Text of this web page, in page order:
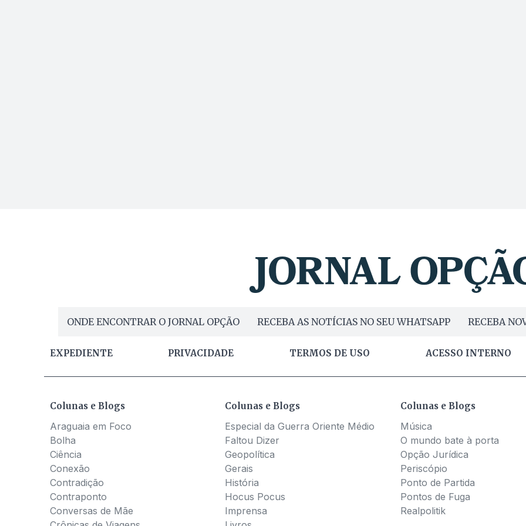
ONDE ENCONTRAR O JORNAL OPÇÃO RECEBA AS NOTÍCIAS NO SEU WHATSAPP RECEBA
EXPEDIENTE PRIVACIDADE TERMOS DE USO ACESSO INTERNO
Colunas e Blogs
Araguaia em Foco
Bolha
Ciência
Conexão
Contradição
Contraponto
Conversas de Mãe
Colunas e Blogs
Especial da Guerra Oriente Médio
Faltou Dizer
Geopolítica
Gerais
História
Hocus Pocus
Imprensa
Colunas e Blogs
Música
O mundo bate à porta
Opção Jurídica
Periscópio
Ponto de Partida
Pontos de Fuga
Realpolitik